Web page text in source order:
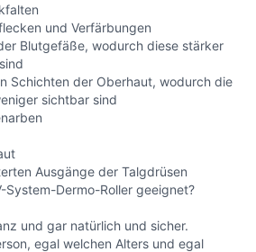
und Verfärbungen
Blutgefäße, wodurch diese stärker
Schichten der Oberhaut, wodurch die
sichtbar sind
Ausgänge der Talgdrüsen
System-Dermo-Roller geeignet?
und gar natürlich und sicher.
egal welchen Alters und egal